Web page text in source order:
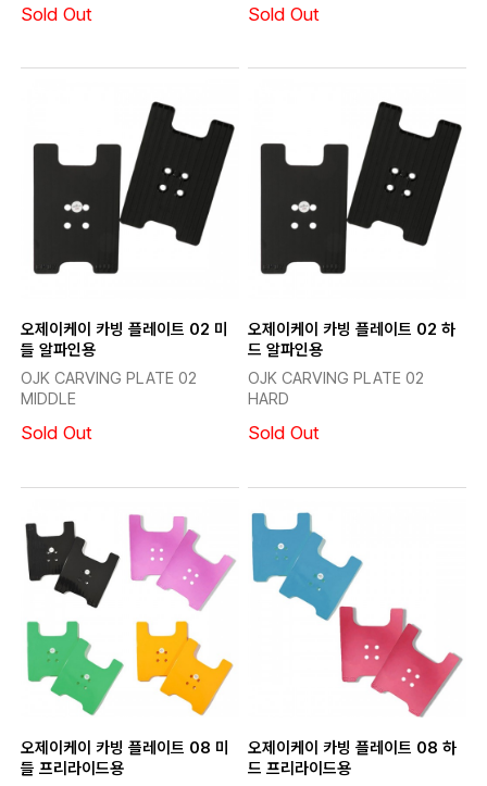
Sold Out Sold Out
오제이케이 카빙 플레이트 02 미
들 알파인용
OJK CARVING PLATE 02
MIDDLE
Sold Out
오제이케이 카빙 플레이트 02 하
드 알파인용
OJK CARVING PLATE 02
HARD
Sold Out
오제이케이 카빙 플레이트 08 미
들 프리라이드용
오제이케이 카빙 플레이트 08 하
드 프리라이드용